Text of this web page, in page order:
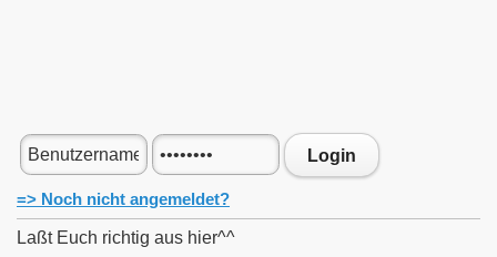
Login
=> Noch nicht angemeldet?
Laßt Euch richtig aus hier^^